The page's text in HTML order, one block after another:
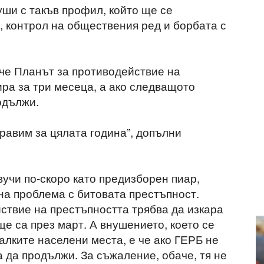
с такъв профил, който ще се
контрол на обществения ред и борбата с
Планът за противодействие на
за три месеца, а ако следващото
за цялата година”, допълни
по-скоро като предизборен пиар,
проблема с битовата престъпност.
на престъпността трябва да изкара
са през март. А внушението, което се
населени места, е че ако ГЕРБ не
да продължи. За съжаление, обаче, тя не